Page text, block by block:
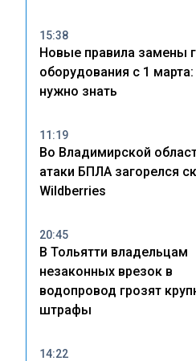
15:38
Новые правила замены
оборудования с 1 марта:
нужно знать
11:19
Во Владимирской
атаки БПЛА загорелся
Wildberries
20:45
В Тольятти владельцам
незаконных врезок в
водопровод грозят
штрафы
14:22